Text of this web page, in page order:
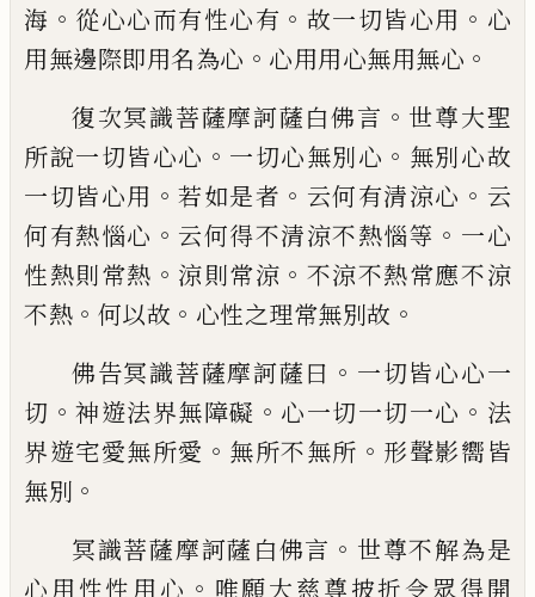
海 。 從心心而有性心有 。 故一切皆心用 。 心
用無邊際即用名為心 。 心用用心無用無心 。
復次冥識菩薩摩訶薩白佛言 。 世尊大聖
所說一切皆心心 。 一切心無別心 。 無別心故
一切皆心用 。若如是者 。 云何有清涼心 。 云
何有熱惱心 。 云何得不清涼不熱惱等 。 一心
性熱則常熱 。 涼則常涼 。 不涼不熱常應不涼
不熱 。 何以故 。 心性之理常無別故 。
佛告冥識菩薩摩訶薩曰 。 一切皆心心一
切 。神遊法界無障礙 。 心一切一切一心 。 法
界遊宅愛無所愛 。 無所不無所 。 形聲影嚮皆
無別 。
冥識菩薩摩訶薩白佛言 。 世尊不解為是
心用性性用心 。 唯願大慈尊披折令眾得開